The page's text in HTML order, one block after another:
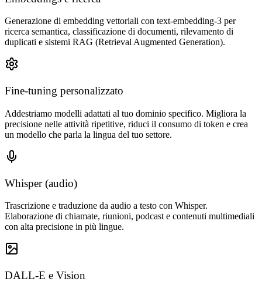
Generazione di embedding vettoriali con text-embedding-3 per
ricerca semantica, classificazione di documenti, rilevamento di
duplicati e sistemi RAG (Retrieval Augmented Generation).
Fine-tuning personalizzato
Addestriamo modelli adattati al tuo dominio specifico. Migliora la
precisione nelle attività ripetitive, riduci il consumo di token e crea
un modello che parla la lingua del tuo settore.
Whisper (audio)
Trascrizione e traduzione da audio a testo con Whisper.
Elaborazione di chiamate, riunioni, podcast e contenuti multimediali
con alta precisione in più lingue.
DALL-E e Vision